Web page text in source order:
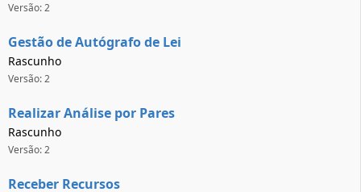
Versão: 2
Gestão de Autógrafo de Lei
Rascunho
Versão: 2
Realizar Análise por Pares
Rascunho
Versão: 2
Receber Recursos